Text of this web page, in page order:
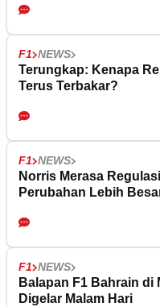
F1 NEWS
Terungkap: Kenapa
Terus Terbakar?
F1 NEWS
Norris Merasa
Perubahan Lebih
F1 NEWS
Balapan F1 Bahrain di
Digelar Malam Hari